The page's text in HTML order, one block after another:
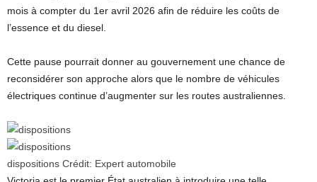
mois à compter du 1er avril 2026 afin de réduire les coûts de
l’essence et du diesel.
Cette pause pourrait donner au gouvernement une chance de
reconsidérer son approche alors que le nombre de véhicules
électriques continue d’augmenter sur les routes australiennes.
dispositions Crédit: Expert automobile